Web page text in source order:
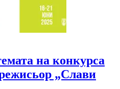
на конкурса
„Слави